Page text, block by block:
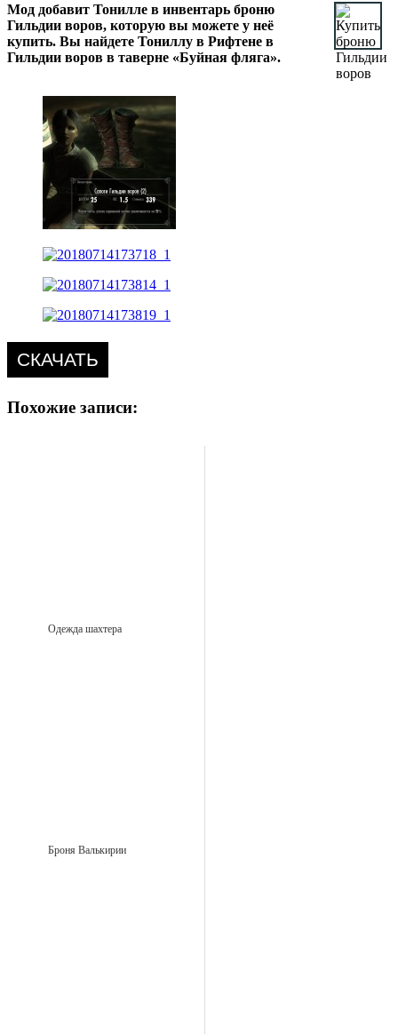
Мод добавит Тонилле в инвентарь броню
Гильдии воров, которую вы можете у неё
купить. Вы найдете Тониллу в Рифтене в
Гильдии воров в таверне «Буйная фляга».
СКАЧАТЬ
Похожие записи:
Одежда шахтера
Броня Валькирии